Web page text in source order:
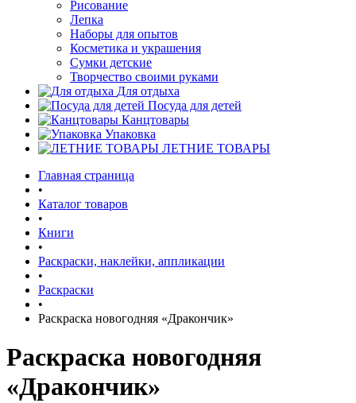
Рисование
Лепка
Наборы для опытов
Косметика и украшения
Сумки детские
Творчество своими руками
Для отдыха
Посуда для детей
Канцтовары
Упаковка
ЛЕТНИЕ ТОВАРЫ
Главная страница
•
Каталог товаров
•
Книги
•
Раскраски, наклейки, аппликации
•
Раскраски
•
Раскраска новогодняя «Дракончик»
Раскраска новогодняя
«Дракончик»